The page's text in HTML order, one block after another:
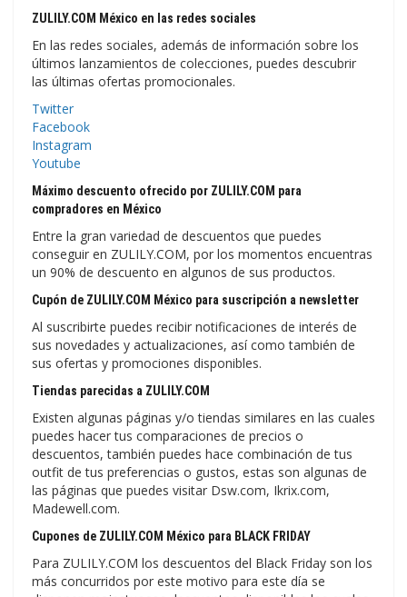
ZULILY.COM México en las redes sociales
En las redes sociales, además de información sobre los
últimos lanzamientos de colecciones, puedes descubrir
las últimas ofertas promocionales.
Twitter
Facebook
Instagram
Youtube
Máximo descuento ofrecido por ZULILY.COM para
compradores en México
Entre la gran variedad de descuentos que puedes
conseguir en ZULILY.COM, por los momentos encuentras
un 90% de descuento en algunos de sus productos.
Cupón de ZULILY.COM México para suscripción a newsletter
Al suscribirte puedes recibir notificaciones de interés de
sus novedades y actualizaciones, así como también de
sus ofertas y promociones disponibles.
Tiendas parecidas a ZULILY.COM
Existen algunas páginas y/o tiendas similares en las cuales
puedes hacer tus comparaciones de precios o
descuentos, también puedes hace combinación de tus
outfit de tus preferencias o gustos, estas son algunas de
las páginas que puedes visitar Dsw.com, Ikrix.com,
Madewell.com.
Cupones de ZULILY.COM México para BLACK FRIDAY
Para ZULILY.COM los descuentos del Black Friday son los
más concurridos por este motivo para este día se